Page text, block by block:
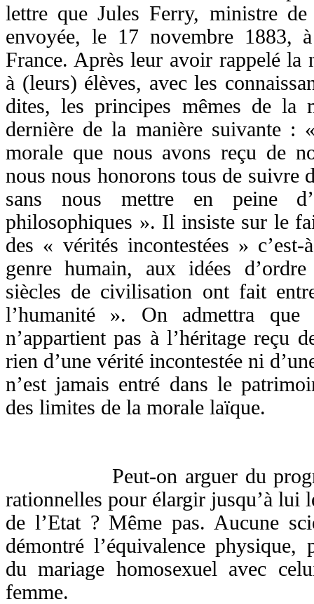
lettre que Jules Ferry, ministre
envoyée, le 17 novembre 1883,
France. Après leur avoir rappelé la
à (leurs) élèves, avec les
dites, les principes mêmes de
dernière de la manière suivante :
morale que nous avons reçu de
nous nous honorons tous de suivre
sans nous mettre en peine
philosophiques ». Il insiste sur le
des « vérités incontestées »
genre humain, aux idées
siècles de civilisation ont fait
l’humanité ». On admettra que
n’appartient pas à l’héritage reçu
rien d’une vérité incontestée ni
n’est jamais entré dans le
des limites de la morale laïque.
Peut-on arguer du progrès
rationnelles pour élargir jusqu’à lui
de l’Etat ? Même pas. Aucune
démontré l’équivalence physique,
du mariage homosexuel avec
femme.